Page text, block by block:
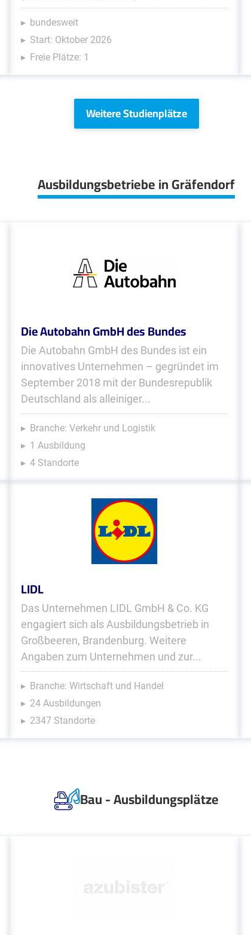
bundesweit
Start: Oktober 2026
Freie Plätze: 1
Weitere Studienplätze
Ausbildungsbetriebe in Gräfendorf
Die Autobahn GmbH des Bundes
Die Autobahn GmbH des Bundes ist ein
innovatives Unternehmen – gegründet im
September 2018 mit der Bundesrepublik
Deutschland als alleiniger...
Branche: Verkehr und Logistik
1 Ausbildung
4 Standorte
LIDL
Das Unternehmen LIDL GmbH & Co. KG
engagiert sich als Ausbildungsbetrieb in
Großbeeren, Brandenburg. Weitere
Angaben zum Unternehmen und zur...
Branche: Wirtschaft und Handel
24 Ausbildungen
2347 Standorte
Bau - Ausbildungsplätze